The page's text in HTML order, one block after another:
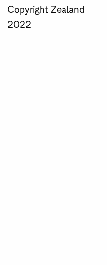
Copyright Zealand
2022